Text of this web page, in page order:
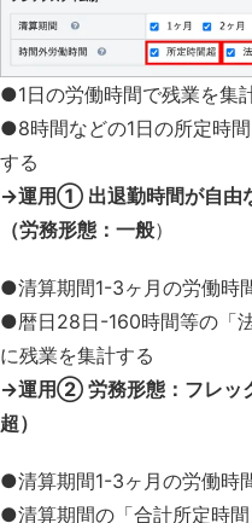
●1日の労働時間で残業を集
●8時間などの1日の所定時
する
→運用① 出退勤時間が自由
（労務形態：一般）
●清算期間1-3ヶ月の労働時
●暦日28日-160時間等の「
に残業を集計する
→運用② 労務形態：フレッ
超）
●清算期間1-3ヶ月の労働時
●清算期間の「合計所定時